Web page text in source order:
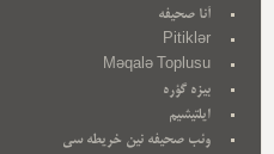
آنا صحیفه
Pitiklər
Məqalə Toplusu
بیزه گؤره
ایلتیشیم
وئب صحیفه نین خریطه سی